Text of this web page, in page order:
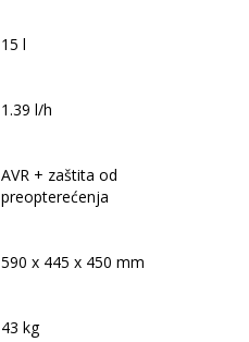
15 l
1.39 l/h
AVR + zaštita od
preopterećenja
590 x 445 x 450 mm
43 kg